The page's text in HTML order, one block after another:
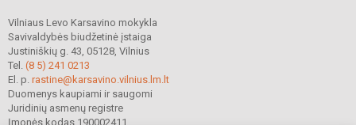
Vilniaus Levo Karsavino mokykla
Savivaldybės biudžetinė įstaiga
Justiniškių g. 43, 05128, Vilnius
Tel. (8 5) 241 0213
El. p. rastine@karsavino.vilnius.lm.lt
Duomenys kaupiami ir saugomi
Juridinių asmenų registre
Įmonės kodas 190002411